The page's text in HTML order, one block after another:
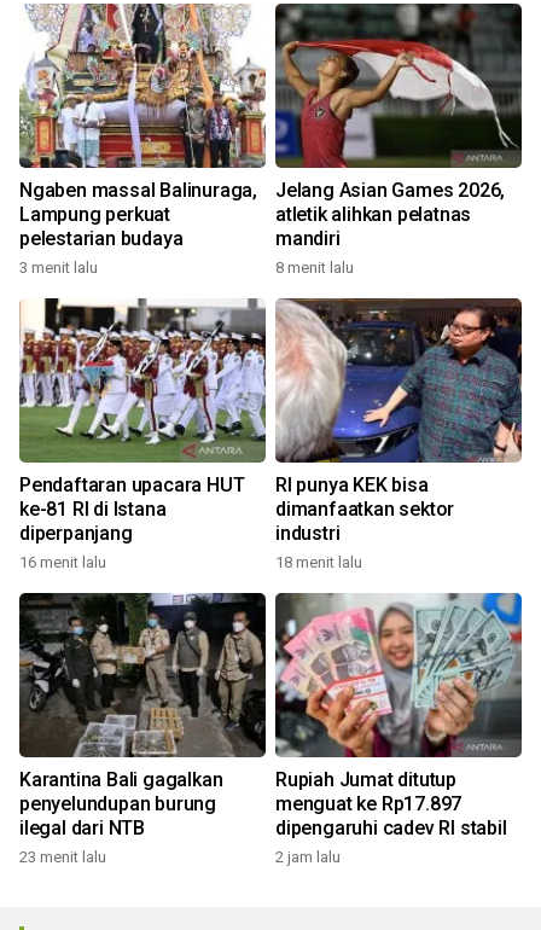
Ngaben massal Balinuraga,
Lampung perkuat
pelestarian budaya
3 menit lalu
Jelang Asian Games 2026,
atletik alihkan pelatnas
mandiri
8 menit lalu
Pendaftaran upacara HUT
ke-81 RI di Istana
diperpanjang
16 menit lalu
RI punya KEK bisa
dimanfaatkan sektor
industri
18 menit lalu
Karantina Bali gagalkan
penyelundupan burung
ilegal dari NTB
23 menit lalu
Rupiah Jumat ditutup
menguat ke Rp17.897
dipengaruhi cadev RI stabil
2 jam lalu